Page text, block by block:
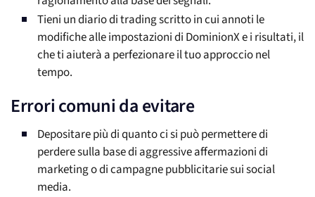
Tieni un diario di trading scritto in cui annoti le
modifiche alle impostazioni di DominionX e i risultati, il
che ti aiuterà a perfezionare il tuo approccio nel
tempo.
Errori comuni da evitare
Depositare più di quanto ci si può permettere di
perdere sulla base di aggressive affermazioni di
marketing o di campagne pubblicitarie sui social
media.